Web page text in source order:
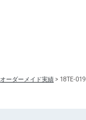
オーダーメイド実績> 18TE-019